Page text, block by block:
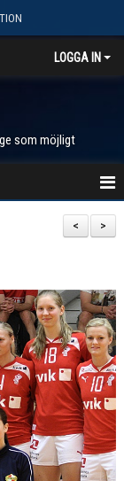
LOGGA IN
som möjligt
>
<